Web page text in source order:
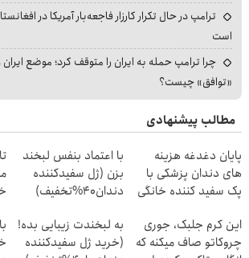
ترامپ در حال تکرار کارزار فاجعه‌بار آمریکا در
است
چرا ترامپ حمله به ایران را متوقف کرد؛ موضع ایران
«توافق» چیست؟
مطالب پیشنهادی
پایان دغدغه هزینه
های دندان پزشکی با
پک سفید کننده خانگی
با اعتماد بنفس لبخند
بزن (ژل سفیدکننده
دندان40%تخفیف)
این کرم جلبک، جوری
چروکاتو صاف میکنه که
به لبخندت زیبایی بده!
(خرید ژل سفیدکننده